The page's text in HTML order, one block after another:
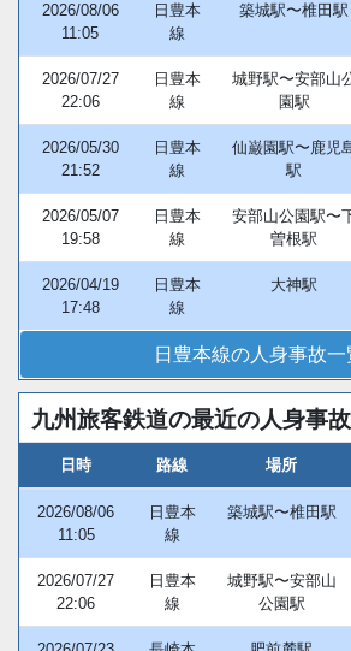
2026/08/06
11:05
日豊本
線
築城駅〜椎田駅
2026/07/27
22:06
日豊本
線
城野駅〜安部山
園駅
2026/05/30
21:52
日豊本
線
仙巌園駅〜鹿児
駅
2026/05/07
19:58
日豊本
線
安部山公園駅〜
曽根駅
2026/04/19
17:48
日豊本
線
大神駅
日豊本線の人身事故一
九州旅客鉄道の最近の人身事
日時 路線 場所
2026/08/06
11:05
日豊本
線
築城駅〜椎田駅
2026/07/27
22:06
日豊本
線
城野駅〜安部山
公園駅